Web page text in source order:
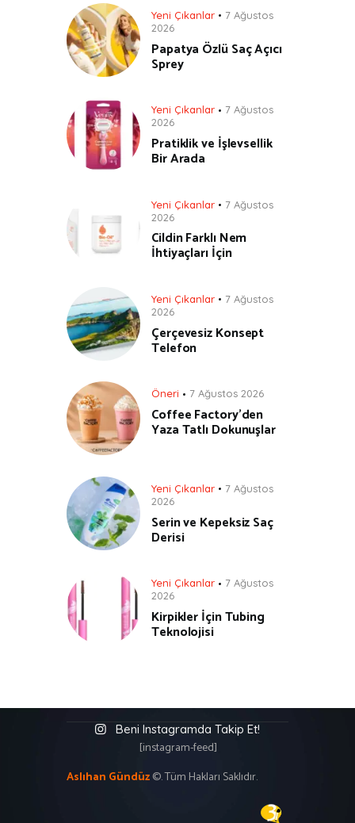
Yeni Çıkanlar
7 Ağustos
2026
Papatya Özlü Saç Açıcı
Sprey
Yeni Çıkanlar
7 Ağustos
2026
Pratiklik ve İşlevsellik
Bir Arada
Yeni Çıkanlar
7 Ağustos
2026
Cildin Farklı Nem
İhtiyaçları İçin
Yeni Çıkanlar
7 Ağustos
2026
Çerçevesiz Konsept
Telefon
Öneri 7 Ağustos 2026
Coffee Factory’den
Yaza Tatlı Dokunuşlar
Yeni Çıkanlar
7 Ağustos
2026
Serin ve Kepeksiz Saç
Derisi
Yeni Çıkanlar
7 Ağustos
2026
Kirpikler İçin Tubing
Teknolojisi
Beni Instagramda Takip Et!
[instagram-feed]
Aslıhan Gündüz©. Tüm Hakları Saklıdır.